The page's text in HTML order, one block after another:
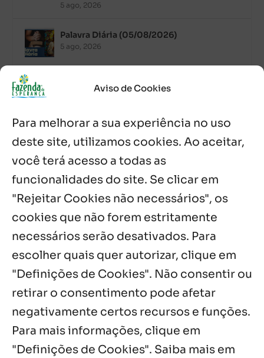
Aviso de Cookies
Para melhorar a sua experiência no uso
deste site, utilizamos cookies. Ao aceitar,
você terá acesso a todas as
funcionalidades do site. Se clicar em
"Rejeitar Cookies não necessários", os
cookies que não forem estritamente
necessários serão desativados. Para
escolher quais quer autorizar, clique em
"Definições de Cookies". Não consentir ou
retirar o consentimento pode afetar
negativamente certos recursos e funções.
Para mais informações, clique em
"Definições de Cookies". Saiba mais em
5 ago, 2026
Palavra Diária (05/08/2026)
5 ago, 2026
Palavra Diária (04/08/2026)
4 ago, 2026
Palavra de Vida (Agosto de 2026)
3 ago, 2026
Palavra Diária (02/08/2026)
Notícias por Categoria